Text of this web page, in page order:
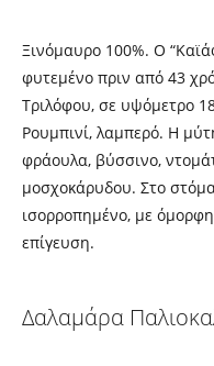
Ξινόμαυρο 100%. Ο
φυτεμένο πριν από 43
Τριλόφου, σε υψόμετρο
Ρουμπινί, λαμπερό. Η
φράουλα, βύσσινο,
μοσχοκάρυδου. Στο
ισορροπημένο, με
επίγευση.
Δαλαμάρα